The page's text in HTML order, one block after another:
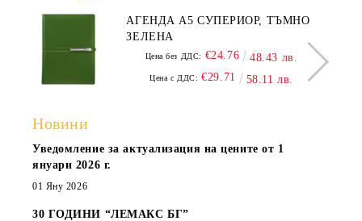
АГЕНДА А5 СУПЕРИОР, ТЪМНО
ЗЕЛЕНА
Цена без ДДС: €24.76 48.43 лв.
Цена с ДДС: €29.71 58.11 лв.
Новини
Уведомление за актуализация на цените от 1
януари 2026 г.
01 Яну 2026
30 ГОДИНИ “ЛЕМАКС БГ”